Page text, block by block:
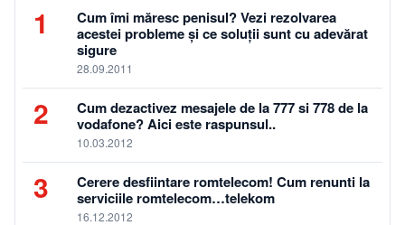
1
Cum îmi măresc penisul? Vezi rezolvarea
acestei probleme și ce soluții sunt cu adevărat
sigure
28.09.2011
2
Cum dezactivez mesajele de la 777 si 778 de la
vodafone? Aici este raspunsul..
10.03.2012
3
Cerere desfiintare romtelecom! Cum renunti la
serviciile romtelecom…telekom
16.12.2012